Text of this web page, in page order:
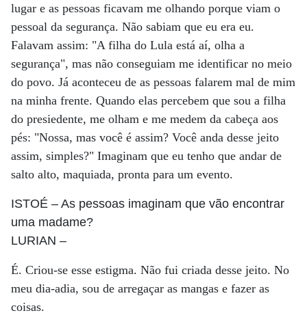
lugar e as pessoas ficavam me olhando porque viam o
pessoal da segurança. Não sabiam que eu era eu.
Falavam assim: "A filha do Lula está aí, olha a
segurança", mas não conseguiam me identificar no meio
do povo. Já aconteceu de as pessoas falarem mal de mim
na minha frente. Quando elas percebem que sou a filha
do presiedente, me olham e me medem da cabeça aos
pés: "Nossa, mas você é assim? Você anda desse jeito
assim, simples?" Imaginam que eu tenho que andar de
salto alto, maquiada, pronta para um evento.
ISTOÉ – As pessoas imaginam que vão encontrar
uma madame?
LURIAN –
É. Criou-se esse estigma. Não fui criada desse jeito. No
meu dia-adia, sou de arregaçar as mangas e fazer as
coisas.